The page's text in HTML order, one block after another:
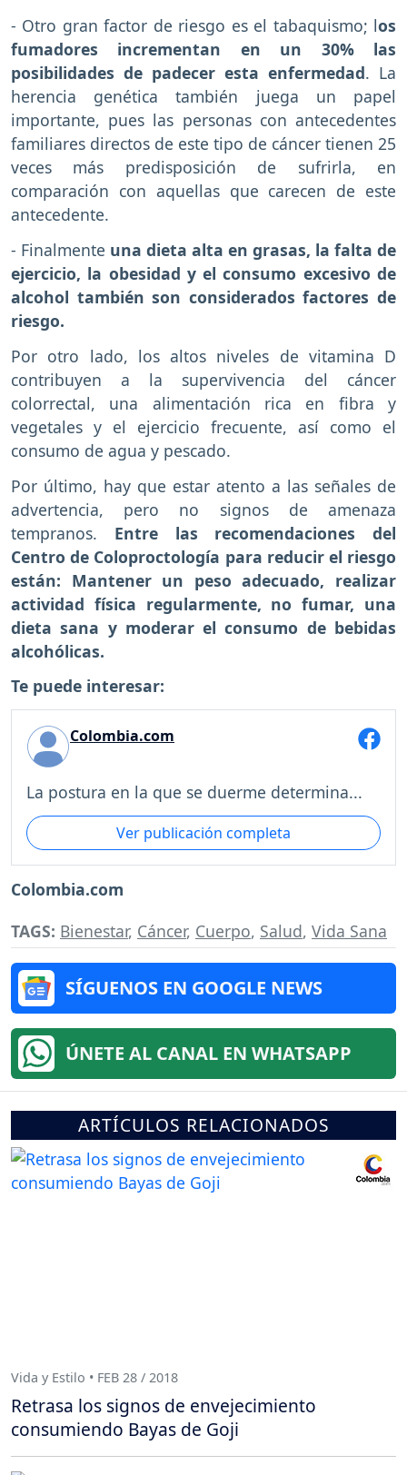
- Otro gran factor de riesgo es el tabaquismo; los
fumadores incrementan en un 30% las
posibilidades de padecer esta enfermedad. La
herencia genética también juega un papel
importante, pues las personas con antecedentes
familiares directos de este tipo de cáncer tienen 25
veces más predisposición de sufrirla, en
comparación con aquellas que carecen de este
antecedente.
- Finalmente una dieta alta en grasas, la falta de
ejercicio, la obesidad y el consumo excesivo de
alcohol también son considerados factores de
riesgo.
Por otro lado, los altos niveles de vitamina D
contribuyen a la supervivencia del cáncer
colorrectal, una alimentación rica en fibra y
vegetales y el ejercicio frecuente, así como el
consumo de agua y pescado.
Por último, hay que estar atento a las señales de
advertencia, pero no signos de amenaza
tempranos. Entre las recomendaciones del
Centro de Coloproctología para reducir el riesgo
están: Mantener un peso adecuado, realizar
actividad física regularmente, no fumar, una
dieta sana y moderar el consumo de bebidas
alcohólicas.
Te puede interesar:
Colombia.com
La postura en la que se duerme determina...
Ver publicación completa
Colombia.com
TAGS: Bienestar, Cáncer, Cuerpo, Salud, Vida Sana
SÍGUENOS EN GOOGLE NEWS
ÚNETE AL CANAL EN WHATSAPP
ARTÍCULOS RELACIONADOS
Vida y Estilo • FEB 28 / 2018
Retrasa los signos de envejecimiento
consumiendo Bayas de Goji